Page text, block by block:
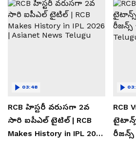
RCB హిస్టరీ వరుసగా 2వ
సారి ఐపీఎల్ టైటిల్ | RCB
Makes History in IPL 2026
03:48
RCB
రీజన్స్